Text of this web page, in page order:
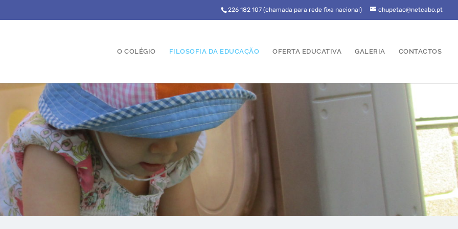
226 182 107 (chamada para rede fixa nacional) chupetao@netcabo.pt
O COLÉGIO FILOSOFIA DA EDUCAÇÃO OFERTA EDUCATIVA GALERIA CONTACTOS